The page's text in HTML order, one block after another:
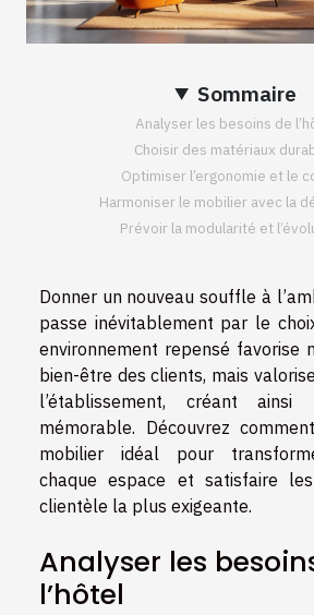
Sommaire
Analyser les besoins de
Choisir des matériaux
Optimiser l’ergonomie et le
Harmoniser le mobilier avec la
Prévoir la modularité et
Donner un nouveau souffle à
passe inévitablement par le
environnement repensé favorise
bien-être des clients, mais
l’établissement, créant ainsi
mémorable. Découvrez
mobilier idéal pour
chaque espace et satisfaire
clientèle la plus exigeante.
Analyser les
l’hôtel